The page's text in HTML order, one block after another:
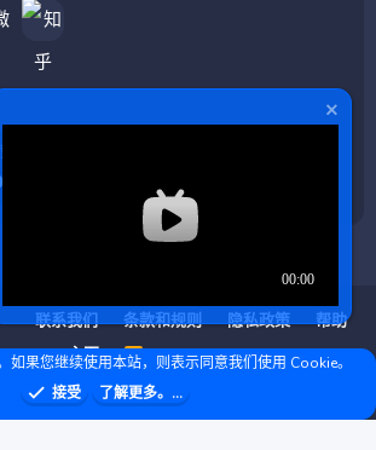
联系我们 条款和规则 隐私政策
帮助
主页
R
S
S
基岩科技 版权所有 |Microsoft Marketplace
如果您继续使用本站，则表示同意我们使用 Cookie。
接受
了解更多。...